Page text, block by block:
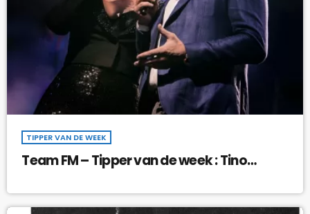
TIPPER VAN DE WEEK
Team FM – Tipper van de week : Tino
en wind !